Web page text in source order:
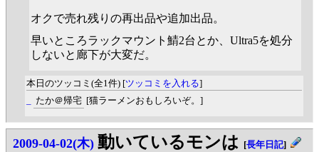
オクで売れ残りの再出品や追加出品。
早いところラックマウント鯖2台とか、Ultra5を処分
しないと廊下が大変だ。
本日のツッコミ(全1件) [ツッコミを入れる]
たか＠帰宅 [猫ラーメンおもしろいぞ。]
2009-04-02(木) 動いているモンは [長年日記]